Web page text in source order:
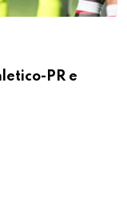
PR e